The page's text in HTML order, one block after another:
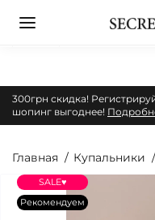
300грн скидка!
шопинг выгоднее!
Главная Купальники
SALE♥
Рекомендуем